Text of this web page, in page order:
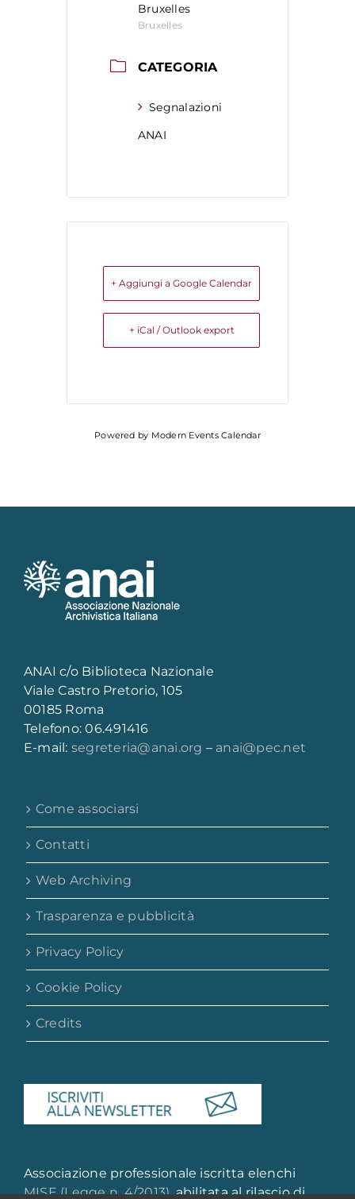
Bruxelles
Bruxelles
CATEGORIA
Segnalazioni
ANAI
+ Aggiungi a Google Calendar
+ iCal / Outlook export
Powered by Modern Events Calendar
ANAI c/o Biblioteca Nazionale
Viale Castro Pretorio, 105
00185 Roma
Telefono: 06.491416
E-mail: segreteria@anai.org – anai@pec.net
Come associarsi
Contatti
Web Archiving
Trasparenza e pubblicità
Privacy Policy
Cookie Policy
Credits
Associazione professionale iscritta elenchi
MISE (Legge n. 4/2013), abilitata al rilascio di